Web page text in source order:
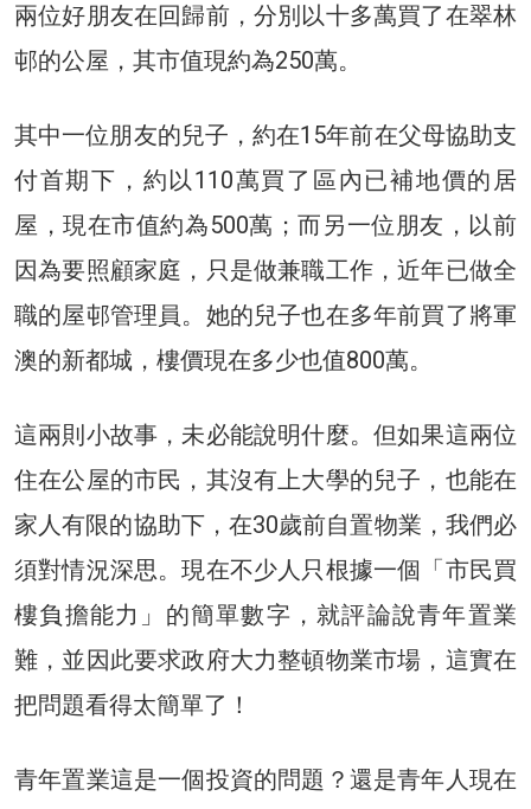
兩位好朋友在回歸前，分別以十多萬買了在翠林
邨的公屋，其市值現約為250萬。
其中一位朋友的兒子，約在15年前在父母協助支
付首期下，約以110萬買了區內已補地價的居
屋，現在市值約為500萬；而另一位朋友，以前
因為要照顧家庭，只是做兼職工作，近年已做全
職的屋邨管理員。她的兒子也在多年前買了將軍
澳的新都城，樓價現在多少也值800萬。
這兩則小故事，未必能說明什麼。但如果這兩位
住在公屋的市民，其沒有上大學的兒子，也能在
家人有限的協助下，在30歲前自置物業，我們必
須對情況深思。現在不少人只根據一個「市民買
樓負擔能力」的簡單數字，就評論說青年置業
難，並因此要求政府大力整頓物業市場，這實在
把問題看得太簡單了！
青年置業這是一個投資的問題？還是青年人現在